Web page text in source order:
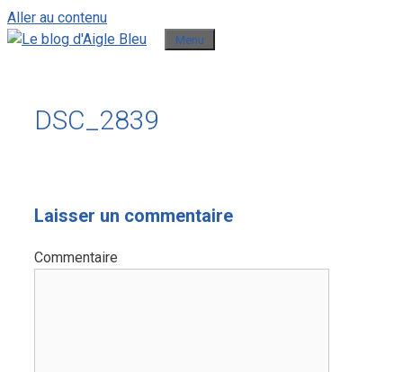
Aller au contenu
Menu
DSC_2839
Laisser un commentaire
Commentaire